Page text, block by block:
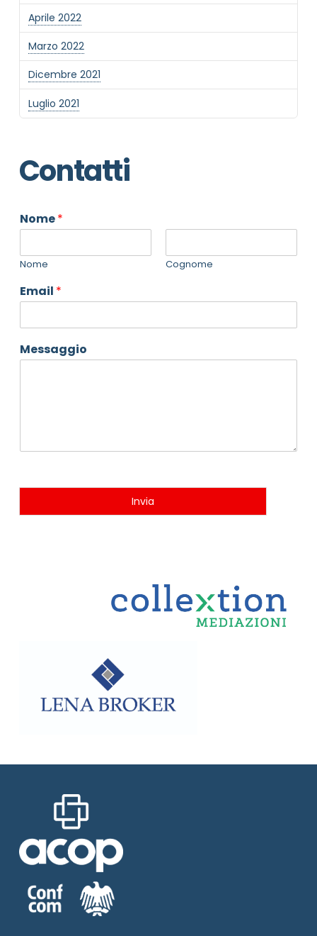
Aprile 2022
Marzo 2022
Dicembre 2021
Luglio 2021
Contatti
Nome*
Nome Cognome
Email *
Messaggio
Invia